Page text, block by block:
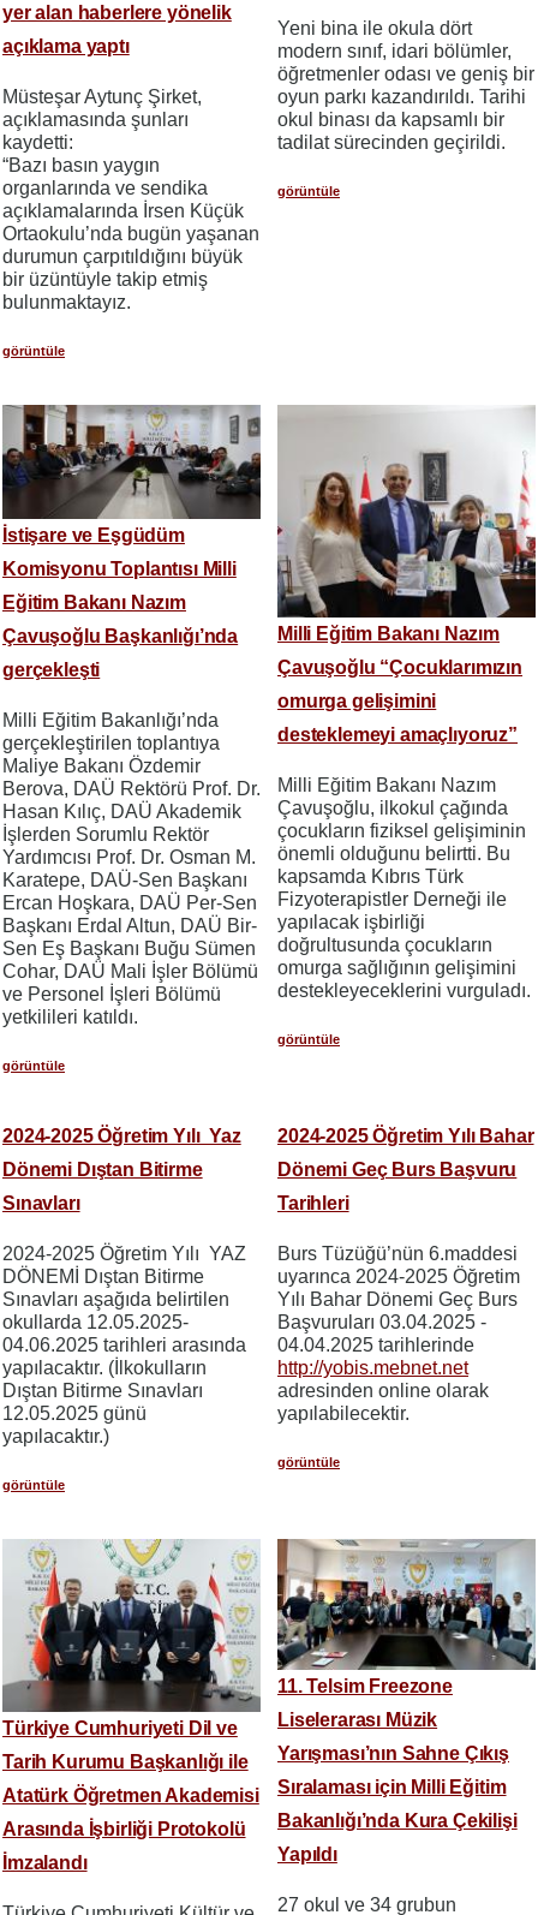
yer alan haberlere yönelik
açıklama yaptı
Müsteşar Aytunç Şirket,
açıklamasında şunları
kaydetti:
“Bazı basın yaygın
organlarında ve sendika
açıklamalarında İrsen Küçük
Ortaokulu’nda bugün yaşanan
durumun çarpıtıldığını büyük
bir üzüntüyle takip etmiş
bulunmaktayız.
görüntüle
​​​​​​​Yeni bina ile okula dört
modern sınıf, idari bölümler,
öğretmenler odası ve geniş bir
oyun parkı kazandırıldı. Tarihi
okul binası da kapsamlı bir
tadilat sürecinden geçirildi.
görüntüle
İstişare ve Eşgüdüm
Komisyonu Toplantısı Milli
Eğitim Bakanı Nazım
Çavuşoğlu Başkanlığı’nda
gerçekleşti
Milli Eğitim Bakanlığı’nda
gerçekleştirilen toplantıya
Maliye Bakanı Özdemir
Berova, DAÜ Rektörü Prof. Dr.
Hasan Kılıç, DAÜ Akademik
İşlerden Sorumlu Rektör
Yardımcısı Prof. Dr. Osman M.
Karatepe, DAÜ-Sen Başkanı
Ercan Hoşkara, DAÜ Per-Sen
Başkanı Erdal Altun, DAÜ Bir-
Sen Eş Başkanı Buğu Sümen
Cohar, DAÜ Mali İşler Bölümü
ve Personel İşleri Bölümü
yetkilileri katıldı.
görüntüle
Milli Eğitim Bakanı Nazım
Çavuşoğlu “Çocuklarımızın
omurga gelişimini
desteklemeyi amaçlıyoruz”
Milli Eğitim Bakanı Nazım
Çavuşoğlu, ilkokul çağında
çocukların fiziksel gelişiminin
önemli olduğunu belirtti. Bu
kapsamda Kıbrıs Türk
Fizyoterapistler Derneği ile
yapılacak işbirliği
doğrultusunda çocukların
omurga sağlığının gelişimini
destekleyeceklerini vurguladı.
görüntüle
2024-2025 Öğretim Yılı Yaz
Dönemi Dıştan Bitirme
Sınavları
2024-2025 Öğretim Yılı YAZ
DÖNEMİ Dıştan Bitirme
Sınavları aşağıda belirtilen
okullarda 12.05.2025-
04.06.2025 tarihleri arasında
yapılacaktır. (İlkokulların
Dıştan Bitirme Sınavları
12.05.2025 günü
yapılacaktır.)
görüntüle
2024-2025 Öğretim Yılı Bahar
Dönemi Geç Burs Başvuru
Tarihleri
Burs Tüzüğü’nün 6.maddesi
uyarınca 2024-2025 Öğretim
Yılı Bahar Dönemi Geç Burs
Başvuruları 03.04.2025 -
04.04.2025 tarihlerinde
http://yobis.mebnet.net
adresinden online olarak
yapılabilecektir.
görüntüle
Türkiye Cumhuriyeti Dil ve
Tarih Kurumu Başkanlığı ile
Atatürk Öğretmen Akademisi
Arasında İşbirliği Protokolü
İmzalandı
11. Telsim Freezone
Liselerarası Müzik
Yarışması’nın Sahne Çıkış
Sıralaması için Milli Eğitim
Bakanlığı’nda Kura Çekilişi
Yapıldı
27 okul ve 34 grubun